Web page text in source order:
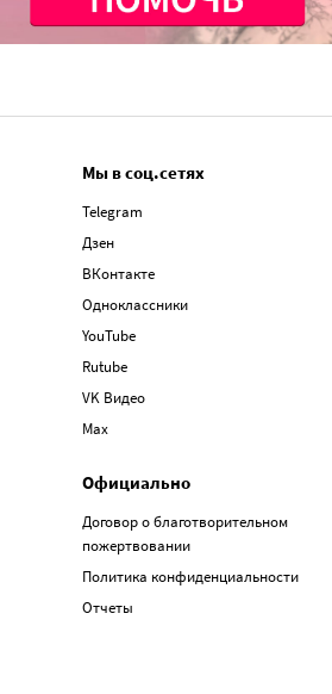
Мы в соц.сетях
Telegram
Дзен
ВКонтакте
Одноклассники
YouTube
Rutube
VK Видео
Max
Официально
Договор о благотворительном
пожертвовании
Политика конфиденциальности
Отчеты